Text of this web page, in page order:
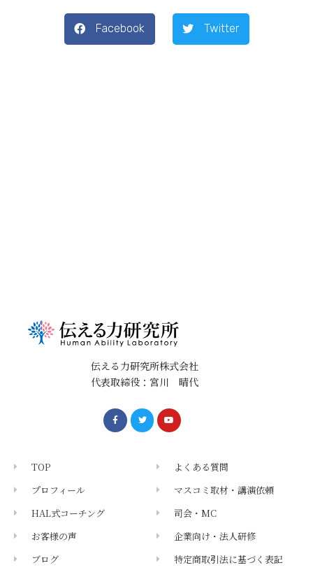
Facebook Twitter
伝える力研究所株式会社
代表取締役：宮川 晴代
TOP
プロフィール
HAL式コーチング
お客様の声
ブログ
よくある質問
マスコミ取材・講演依頼
司会・MC
企業向け・法人研修
特定商取引法に基づく表記